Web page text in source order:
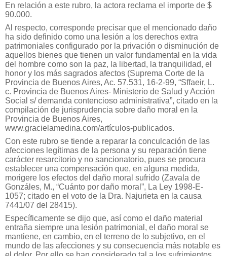
En relación a este rubro, la actora reclama el importe de $
90.000.
Al respecto, corresponde precisar que el mencionado daño
ha sido definido como una lesión a los derechos extra
patrimoniales configurado por la privación o disminución de
aquellos bienes que tienen un valor fundamental en la vida
del hombre como son la paz, la libertad, la tranquilidad, el
honor y los más sagrados afectos (Suprema Corte de la
Provincia de Buenos Aires, Ac. 57.531, 16-2-99, “Sffaeir, L.
c. Provincia de Buenos Aires- Ministerio de Salud y Acción
Social s/ demanda contencioso administrativa”, citado en la
compilación de jurisprudencia sobre daño moral en la
Provincia de Buenos Aires,
www.gracielamedina.com/artículos-publicados.
Con este rubro se tiende a reparar la conculcación de las
afecciones legítimas de la persona y su reparación tiene
carácter resarcitorio y no sancionatorio, pues se procura
establecer una compensación que, en alguna medida,
morigere los efectos del daño moral sufrido (Zavala de
Gonzáles, M., “Cuánto por daño moral”, La Ley 1998-E-
1057; citado en el voto de la Dra. Najurieta en la causa
7441/07 del 28415).
Específicamente se dijo que, así como el daño material
entraña siempre una lesión patrimonial, el daño moral se
mantiene, en cambio, en el terreno de lo subjetivo, en el
mundo de las afecciones y su consecuencia más notable es